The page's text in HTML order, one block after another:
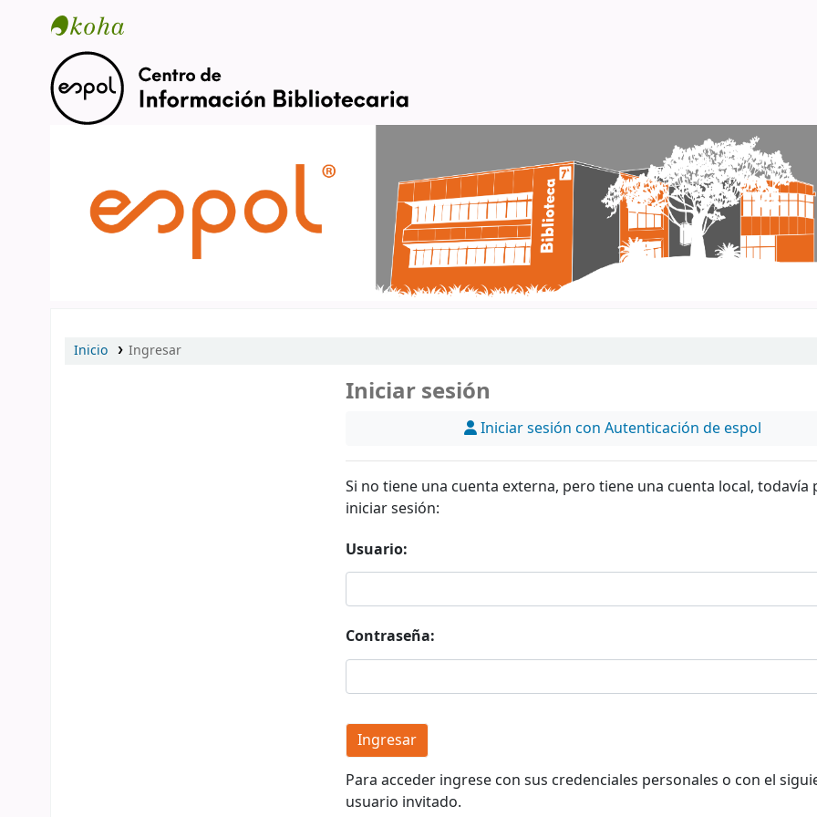
Catálogo en línea
Inicio Ingresar
Iniciar sesión
Iniciar sesión con Autenticación de espol
Si no tiene una cuenta externa, pero tiene una cuenta local, todavía
iniciar sesión:
Usuario:
Contraseña:
Para acceder ingrese con sus credenciales personales o con el
usuario invitado.